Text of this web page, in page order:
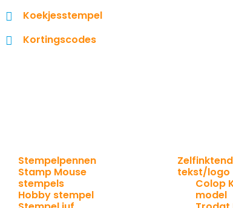
Koekjesstempel
Kortingscodes
Stempelpennen
Stamp Mouse
stempels
Hobby stempel
tekst/logo
Colop
model